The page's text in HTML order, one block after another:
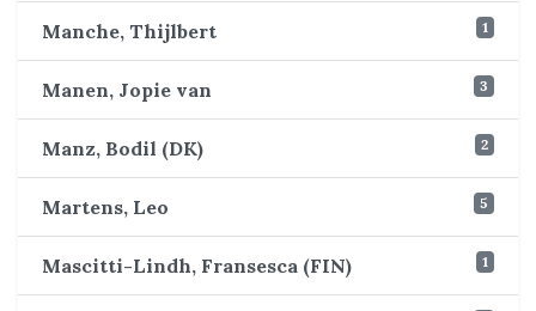
Manche, Thijlbert 1
Manen, Jopie van 3
Manz, Bodil (DK) 2
Martens, Leo 5
Mascitti-Lindh, Fransesca (FIN) 1